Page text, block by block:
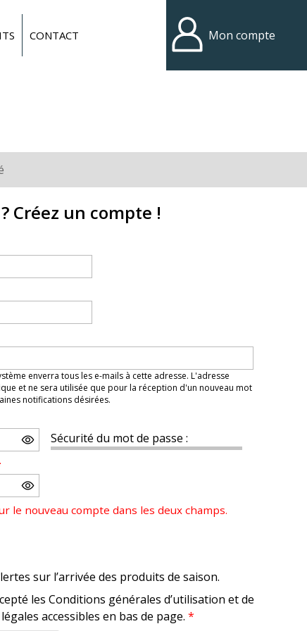
CONTACT Mon compte
Créez un compte !
enverra tous les e-mails à cette adresse. L'adresse
et ne sera utilisée que pour la réception d'un nouveau mot
notifications désirées.
Sécurité du mot de passe :
le nouveau compte dans les deux champs.
sur l’arrivée des produits de saison.
les Conditions générales d’utilisation et de
accessibles en bas de page. *